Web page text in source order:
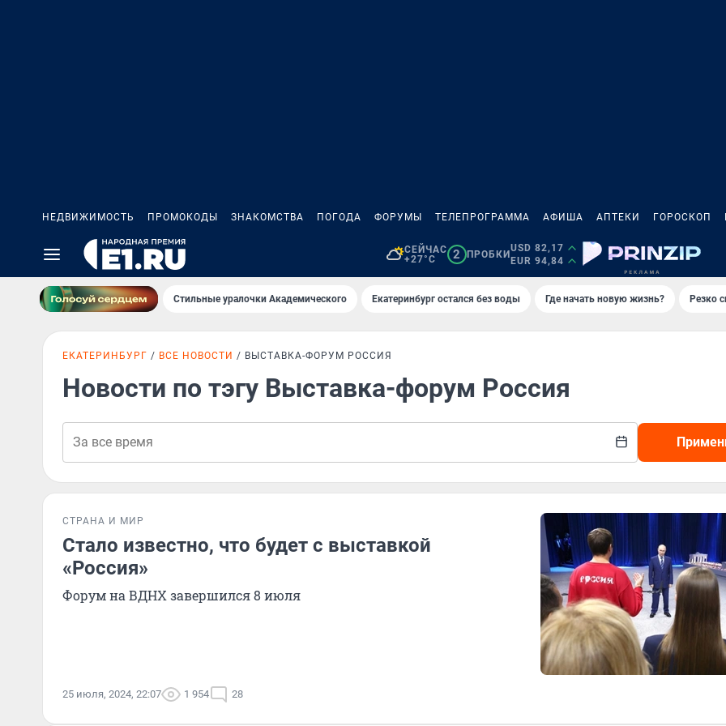
НЕДВИЖИМОСТЬ ПРОМОКОДЫ ЗНАКОМСТВА ПОГОДА ФОРУМЫ ТЕЛЕПРОГРАММА АФИША АПТЕКИ ГОРОСКОП
СЕЙЧАС
+27°C
2 ПРОБКИ
USD 82,17
EUR 94,84
Стильные уралочки Академического Екатеринбург остался без воды Где начать новую жизнь? Резко
ЕКАТЕРИНБУРГ ВСЕ НОВОСТИ ВЫСТАВКА-ФОРУМ РОССИЯ
Новости по тэгу Выставка-форум Россия
СТРАНА И МИР
Стало известно, что будет с выставкой
«Россия»
Форум на ВДНХ завершился 8 июля
25 июля, 2024, 22:07 1 954 28